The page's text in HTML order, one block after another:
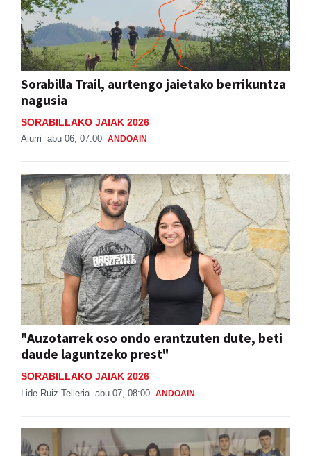
Sorabilla Trail, aurtengo jaietako berrikuntza
nagusia
SORABILLAKO JAIAK 2026
Aiurri abu 06, 07:00 ANDOAIN
"Auzotarrek oso ondo erantzuten dute, beti
daude laguntzeko prest"
SORABILLAKO JAIAK 2026
Lide Ruiz Telleria abu 07, 08:00 ANDOAIN